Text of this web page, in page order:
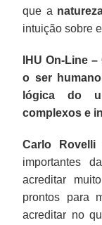
que a
intuição sobre
IHU On-Line
o ser
lógica do
complexos e
Carlo Rovelli
importantes
acreditar
prontos para
acreditar no